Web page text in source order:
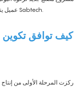
عميل يتفقد معدات رغوة البولي يوريثان في مصنع Sabtech.
كيف توافق تكوين
ركزت المرحلة الأولى من